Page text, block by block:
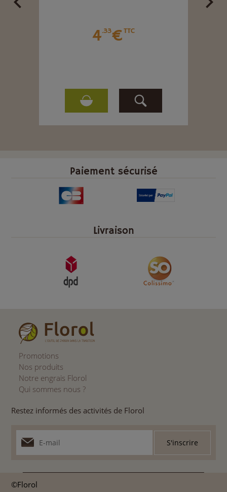
4.33€TTC
Paiement sécurisé
Livraison
Promotions
Nos produits
Notre engrais Florol
Qui sommes nous ?
Restez informés des activités de Florol
©Florol